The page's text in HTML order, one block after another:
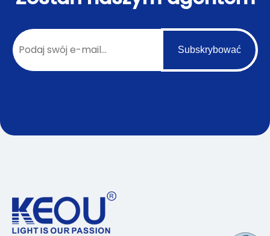
Subskrybować